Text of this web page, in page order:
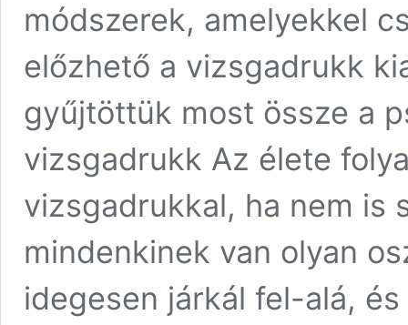
módszerek, amelyekkel
előzhető a vizsgadrukk
gyűjtöttük most össze a
vizsgadrukk Az élete
vizsgadrukkal, ha nem is
mindenkinek van olyan
idegesen járkál fel-alá,